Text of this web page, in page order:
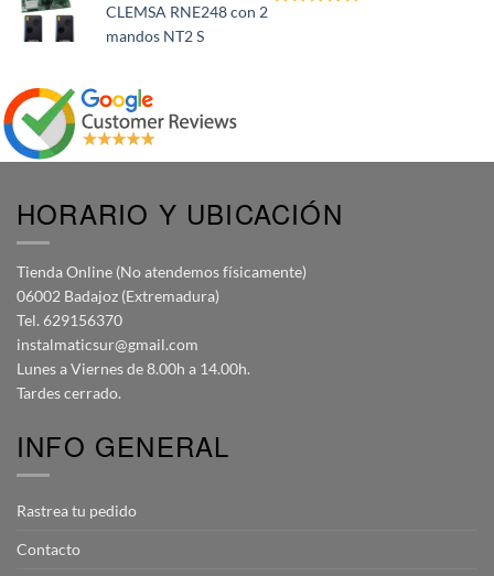
CLEMSA RNE248 con 2
mandos NT2 S
HORARIO Y UBICACIÓN
Tienda Online (No atendemos físicamente)
06002 Badajoz (Extremadura)
Tel. 629156370
instalmaticsur@gmail.com
Lunes a Viernes de 8.00h a 14.00h.
Tardes cerrado.
INFO GENERAL
Rastrea tu pedido
Contacto